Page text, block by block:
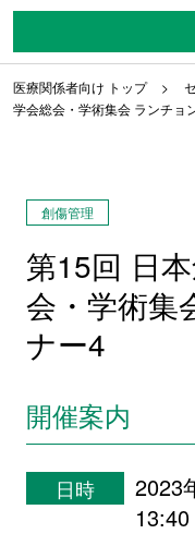
医療関係者向け トップ
学会総会・学術集会 ランチョ
創傷管理
第15回 日
会・学術集
ナー4
開催案内
日時
2023
13:40